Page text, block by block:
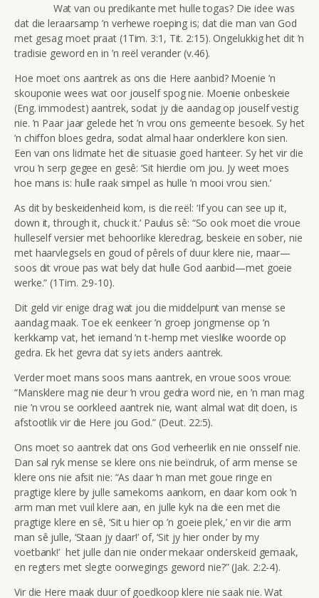
Wat van ou predikante met hulle togas? Die idee was
dat die leraarsamp ’n verhewe roeping is; dat die man van God
met gesag moet praat (1Tim. 3:1, Tit. 2:15). Ongelukkig het dit ’n
tradisie geword en in ’n reël verander (v.46).
Hoe moet ons aantrek as ons die Here aanbid? Moenie ’n
skouponie wees wat oor jouself spog nie. Moenie onbeskeie
(Eng. immodest) aantrek, sodat jy die aandag op jouself vestig
nie. ’n Paar jaar gelede het ’n vrou ons gemeente besoek. Sy het
’n chiffon bloes gedra, sodat almal haar onderklere kon sien.
Een van ons lidmate het die situasie goed hanteer. Sy het vir die
vrou ’n serp gegee en gesê: ‘Sit hierdie om jou. Jy weet moes
hoe mans is: hulle raak simpel as hulle ’n mooi vrou sien.’
As dit by beskeidenheid kom, is die reël: ‘If you can see up it,
down it, through it, chuck it.’ Paulus sê: “So ook moet die vroue
hulleself versier met behoorlike kleredrag, beskeie en sober, nie
met haarvlegsels en goud of pêrels of duur klere nie, maar—
soos dit vroue pas wat bely dat hulle God aanbid—met goeie
werke.” (1Tim. 2:9-10).
Dit geld vir enige drag wat jou die middelpunt van mense se
aandag maak. Toe ek eenkeer ’n groep jongmense op ’n
kerkkamp vat, het iemand ’n t-hemp met vieslike woorde op
gedra. Ek het gevra dat sy iets anders aantrek.
Verder moet mans soos mans aantrek, en vroue soos vroue:
“Mansklere mag nie deur ’n vrou gedra word nie, en ’n man mag
nie ’n vrou se oorkleed aantrek nie, want almal wat dit doen, is
afstootlik vir die Here jou God.” (Deut. 22:5).
Ons moet so aantrek dat ons God verheerlik en nie onsself nie.
Dan sal ryk mense se klere ons nie beïndruk, of arm mense se
klere ons nie afsit nie: “As daar ’n man met goue ringe en
pragtige klere by julle samekoms aankom, en daar kom ook ’n
arm man met vuil klere aan, en julle kyk na die een met die
pragtige klere en sê, ‘Sit u hier op ’n goeie plek,’ en vir die arm
man sê julle, ‘Staan jy daar!’ of, ‘Sit jy hier onder by my
voetbank!’ het julle dan nie onder mekaar onderskeid gemaak,
en regters met slegte oorwegings geword nie?” (Jak. 2:2-4).
Vir die Here maak duur of goedkoop klere nie saak nie. Wat